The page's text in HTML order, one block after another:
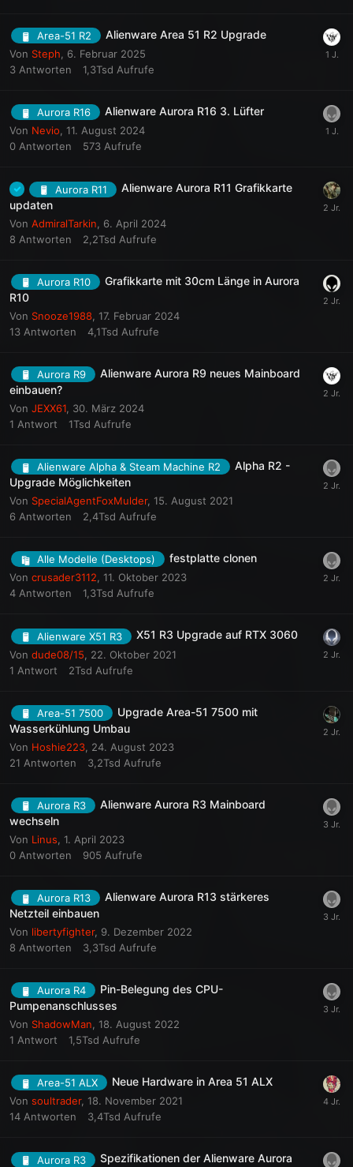
Area-51 R2 Alienware Area 51 R2 Upgrade
Von Steph
6. Februar 2025
3 Antworten 1,3Tsd Aufrufe
Aurora R16 Alienware Aurora R16 3. Lüfter
Von Nevio, 11. August 2024
0 Antworten 573 Aufrufe
Aurora R11
Alienware Aurora R11 Grafikkarte
updaten
Von AdmiralTarkin
6. April 2024
8 Antworten 2,2Tsd Aufrufe
Aurora R10
Grafikkarte mit 30cm Länge in Aurora
R10
Von Snooze1988 17. Februar 2024
13 Antworten 4,1Tsd Aufrufe
Aurora R9
Alienware Aurora R9 neues Mainboard
einbauen?
Von JEXX61 30. März 2024
1 Antwort 1Tsd Aufrufe
Alienware Alpha & Steam Machine R2
Alpha R2 -
Upgrade Möglichkeiten
Von SpecialAgentFoxMulder, 15. August 2021
6 Antworten 2,4Tsd Aufrufe
Alle Modelle (Desktops) festplatte clonen
Von crusader3112, 11. Oktober 2023
4 Antworten 1,3Tsd Aufrufe
Alienware X51 R3 X51 R3 Upgrade auf RTX 3060
Von dude08/15
22. Oktober 2021
1 Antwort 2Tsd Aufrufe
Area-51 7500
Upgrade Area-51 7500 mit
Wasserkühlung Umbau
Von Hoshie223 24. August 2023
21 Antworten 3,2Tsd Aufrufe
Aurora R3
Alienware Aurora R3 Mainboard
wechseln
Von Linus 1. April 2023
0 Antworten 905 Aufrufe
Aurora R13
Alienware Aurora R13 stärkeres
Netzteil einbauen
Von libertyfighter, 9. Dezember 2022
8 Antworten 3,3Tsd Aufrufe
Aurora R4
Pin-Belegung des CPU-
Pumpenanschlusses
Von ShadowMan, 18. August 2022
1 Antwort 1,5Tsd Aufrufe
Area-51 ALX Neue Hardware in Area 51 ALX
Von soultrader, 18. November 2021
14 Antworten 3,4Tsd Aufrufe
Aurora R3
Spezifikationen der Alienware Aurora